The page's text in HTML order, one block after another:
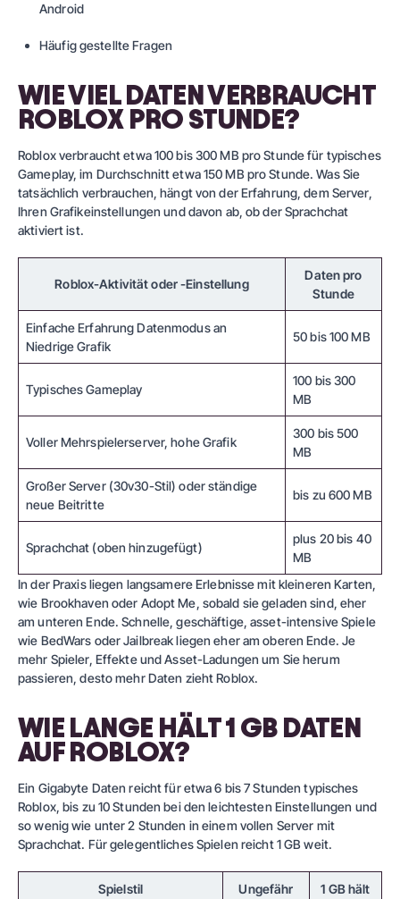
Android
Häufig gestellte Fragen
WIE VIEL DATEN VERBRAUCHT
ROBLOX PRO STUNDE?
Roblox verbraucht etwa 100 bis 300 MB pro Stunde für typisches
Gameplay, im Durchschnitt etwa 150 MB pro Stunde. Was Sie
tatsächlich verbrauchen, hängt von der Erfahrung, dem Server,
Ihren Grafikeinstellungen und davon ab, ob der Sprachchat
aktiviert ist.
Roblox-Aktivität oder -Einstellung
Daten pro
Stunde
Einfache Erfahrung Datenmodus an
Niedrige Grafik
50 bis 100 MB
Typisches Gameplay
100 bis 300
MB
Voller Mehrspielerserver, hohe Grafik
300 bis 500
MB
Großer Server (30v30-Stil) oder ständige
neue Beitritte
bis zu 600 MB
Sprachchat (oben hinzugefügt)
plus 20 bis 40
MB
In der Praxis liegen langsamere Erlebnisse mit kleineren Karten,
wie Brookhaven oder Adopt Me, sobald sie geladen sind, eher
am unteren Ende. Schnelle, geschäftige, asset-intensive Spiele
wie BedWars oder Jailbreak liegen eher am oberen Ende. Je
mehr Spieler, Effekte und Asset-Ladungen um Sie herum
passieren, desto mehr Daten zieht Roblox.
WIE LANGE HÄLT 1 GB DATEN
AUF ROBLOX?
Ein Gigabyte Daten reicht für etwa 6 bis 7 Stunden typisches
Roblox, bis zu 10 Stunden bei den leichtesten Einstellungen und
so wenig wie unter 2 Stunden in einem vollen Server mit
Sprachchat. Für gelegentliches Spielen reicht 1 GB weit.
Spielstil Ungefähr 1 GB hält